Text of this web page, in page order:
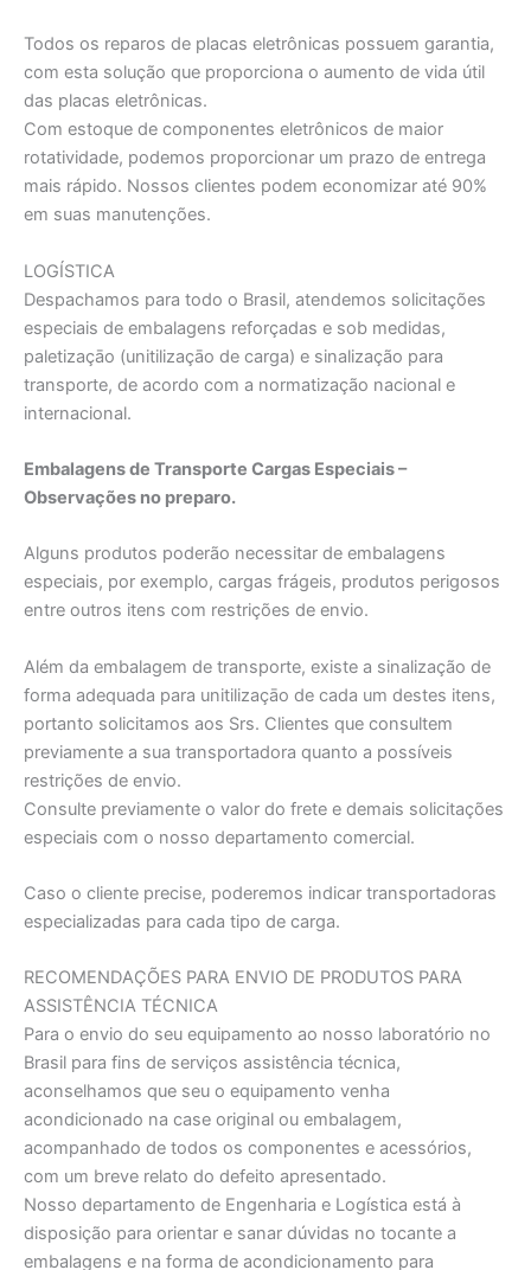
Todos os reparos de placas eletrônicas possuem garantia,
com esta solução que proporciona o aumento de vida útil
das placas eletrônicas.
Com estoque de componentes eletrônicos de maior
rotatividade, podemos proporcionar um prazo de entrega
mais rápido. Nossos clientes podem economizar até 90%
em suas manutenções.
LOGÍSTICA
Despachamos para todo o Brasil, atendemos solicitações
especiais de embalagens reforçadas e sob medidas,
paletizaçāo (unitilizaçāo de carga) e sinalização para
transporte, de acordo com a normatização nacional e
internacional.
Embalagens de Transporte Cargas Especiais –
Observações no preparo.
Alguns produtos poderão necessitar de embalagens
especiais, por exemplo, cargas frágeis, produtos perigosos
entre outros itens com restrições de envio.
Além da embalagem de transporte, existe a sinalização de
forma adequada para unitilizaçāo de cada um destes itens,
portanto solicitamos aos Srs. Clientes que consultem
previamente a sua transportadora quanto a possíveis
restrições de envio.
Consulte previamente o valor do frete e demais solicitações
especiais com o nosso departamento comercial.
Caso o cliente precise, poderemos indicar transportadoras
especializadas para cada tipo de carga.
RECOMENDAÇÕES PARA ENVIO DE PRODUTOS PARA
ASSISTÊNCIA TÉCNICA
Para o envio do seu equipamento ao nosso laboratório no
Brasil para fins de serviços assistência técnica,
aconselhamos que seu o equipamento venha
acondicionado na case original ou embalagem,
acompanhado de todos os componentes e acessórios,
com um breve relato do defeito apresentado.
Nosso departamento de Engenharia e Logística está à
disposição para orientar e sanar dúvidas no tocante a
embalagens e na forma de acondicionamento para